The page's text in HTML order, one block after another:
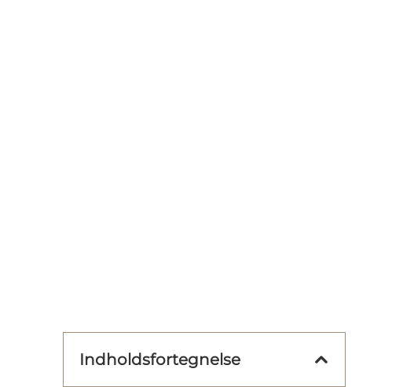
Indholdsfortegnelse